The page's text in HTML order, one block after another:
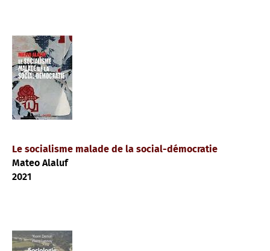
Le socialisme malade de la social-démocratie
Mateo Alaluf
2021